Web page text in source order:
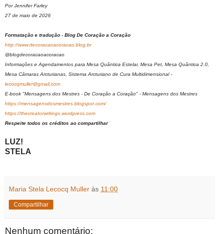
Por Jennifer Farley
27 de maio de 2026
Formatação e tradução - Blog De Coração a Coração
http://www.decoracaoacoracao.blog.br
@blogdecoracaoacoracao
Informações e Agendamentos para Mesa Quântica Estelar, Mesa Pet, Mesa Quântica 2.0,
Mesa Câmaras Arcturianas, Sistema Arcturiano de Cura Multidimensional -
lecocqmuller@gmail.com
E-book "Mensagens dos Mestres - De Coração a Coração" - Mensagens dos Mestres
https://mensagensdosmestres.blogspot.com/
https://thecreatorwritings.wordpress.com
Respeite todos os créditos ao compartilhar
LUZ!
STELA
Maria Stela Lecocq Muller às 11:00
Compartilhar
Nenhum comentário: